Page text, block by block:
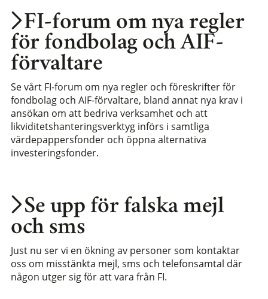
Se upp för falska mejl
och sms
Just nu ser vi en ökning av personer som kontaktar
oss om misstänkta mejl, sms och telefonsamtal där
någon utger sig för att vara från FI.
FI-forum om nya regler
för fondbolag och AIF-
förvaltare
Se vårt FI-forum om nya regler och föreskrifter för
fondbolag och AIF-förvaltare, bland annat nya krav i
ansökan om att bedriva verksamhet och att
likviditetshanteringsverktyg införs i samtliga
värdepappersfonder och öppna alternativa
investeringsfonder.